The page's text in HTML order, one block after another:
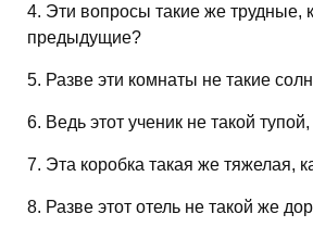
4. Эти вопросы такие же трудные,
предыдущие?
5. Разве эти комнаты не такие
6. Ведь этот ученик не такой тупой,
7. Эта коробка такая же тяжелая,
8. Разве этот отель не такой же